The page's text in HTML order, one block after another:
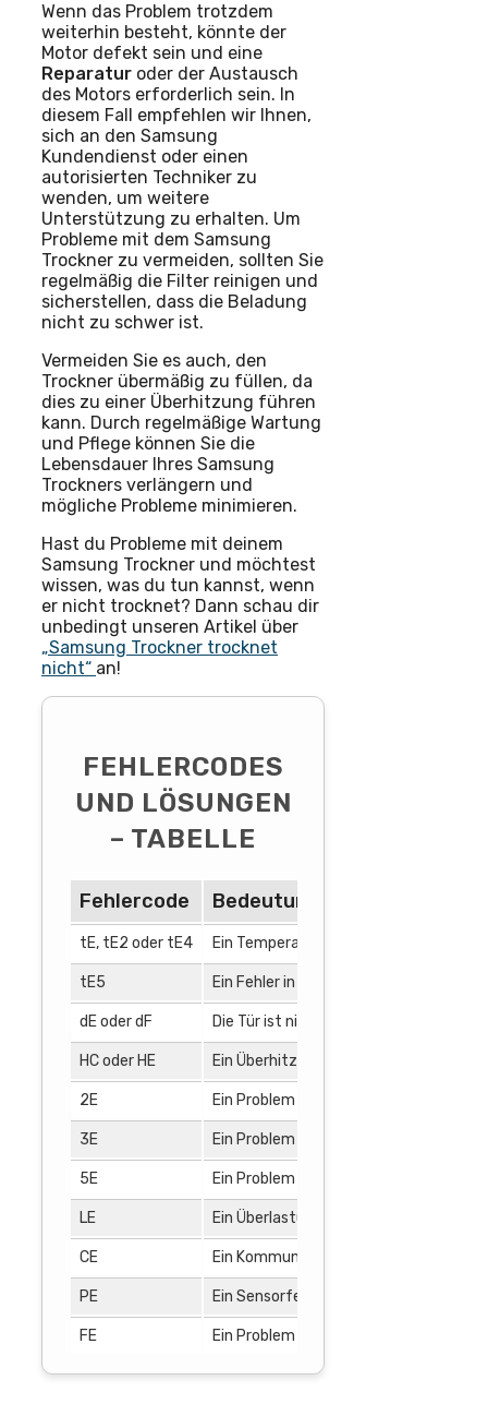
Wenn das Problem trotzdem
weiterhin besteht, könnte der
Motor defekt sein und eine
Reparatur oder der Austausch
des Motors erforderlich sein. In
diesem Fall empfehlen wir Ihnen,
sich an den Samsung
Kundendienst oder einen
autorisierten Techniker zu
wenden, um weitere
Unterstützung zu erhalten. Um
Probleme mit dem Samsung
Trockner zu vermeiden, sollten Sie
regelmäßig die Filter reinigen und
sicherstellen, dass die Beladung
nicht zu schwer ist.
Vermeiden Sie es auch, den
Trockner übermäßig zu füllen, da
dies zu einer Überhitzung führen
kann. Durch regelmäßige Wartung
und Pflege können Sie die
Lebensdauer Ihres Samsung
Trockners verlängern und
mögliche Probleme minimieren.
Hast du Probleme mit deinem
Samsung Trockner und möchtest
wissen, was du tun kannst, wenn
er nicht trocknet? Dann schau dir
unbedingt unseren Artikel über
„Samsung Trockner trocknet
nicht“ an!
FEHLERCODES
UND LÖSUNGEN
– TABELLE
Fehlercode Bedeutung
tE, tE2 oder tE4 Ein Temperaturfehler ist aufgetreten.
tE5 Ein Fehler in der Temperatur des
dE oder dF Die Tür ist nicht richtig geschlossen.
HC oder HE Ein Überhitzungsschutz wurde
2E Ein Problem mit dem
3E Ein Problem mit dem Luftstrom wird
5E Ein Problem mit der Entwässerung
LE Ein Überlastungsfehler ist
CE Ein Kommunikationsfehler wurde
PE Ein Sensorfehler wurde erkannt.
FE Ein Problem mit der Stromversorgung